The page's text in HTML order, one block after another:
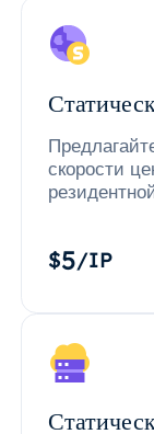
скорости
$5/IP